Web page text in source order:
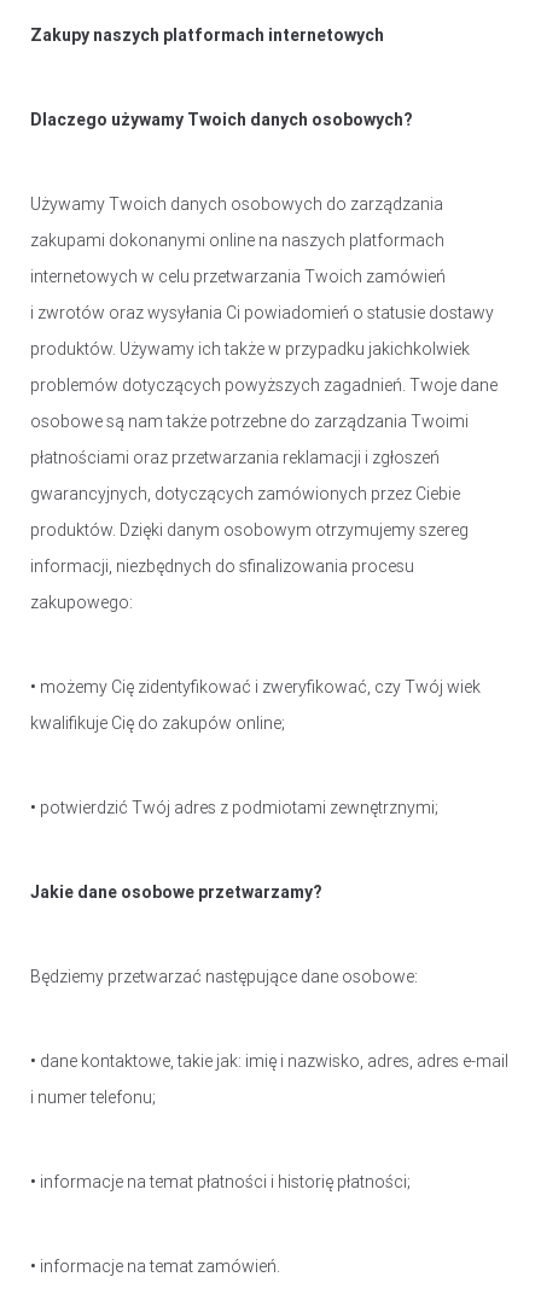
Zakupy naszych platformach internetowych
Dlaczego używamy Twoich danych osobowych?
Używamy Twoich danych osobowych do zarządzania
zakupami dokonanymi online na naszych platformach
internetowych w celu przetwarzania Twoich zamówień
i zwrotów oraz wysyłania Ci powiadomień o statusie dostawy
produktów. Używamy ich także w przypadku jakichkolwiek
problemów dotyczących powyższych zagadnień. Twoje dane
osobowe są nam także potrzebne do zarządzania Twoimi
płatnościami oraz przetwarzania reklamacji i zgłoszeń
gwarancyjnych, dotyczących zamówionych przez Ciebie
produktów. Dzięki danym osobowym otrzymujemy szereg
informacji, niezbędnych do sfinalizowania procesu
zakupowego:
• możemy Cię zidentyfikować i zweryfikować, czy Twój wiek
kwalifikuje Cię do zakupów online;
• potwierdzić Twój adres z podmiotami zewnętrznymi;
Jakie dane osobowe przetwarzamy?
Będziemy przetwarzać następujące dane osobowe:
• dane kontaktowe, takie jak: imię i nazwisko, adres, adres e-mail
i numer telefonu;
• informacje na temat płatności i historię płatności;
• informacje na temat zamówień.